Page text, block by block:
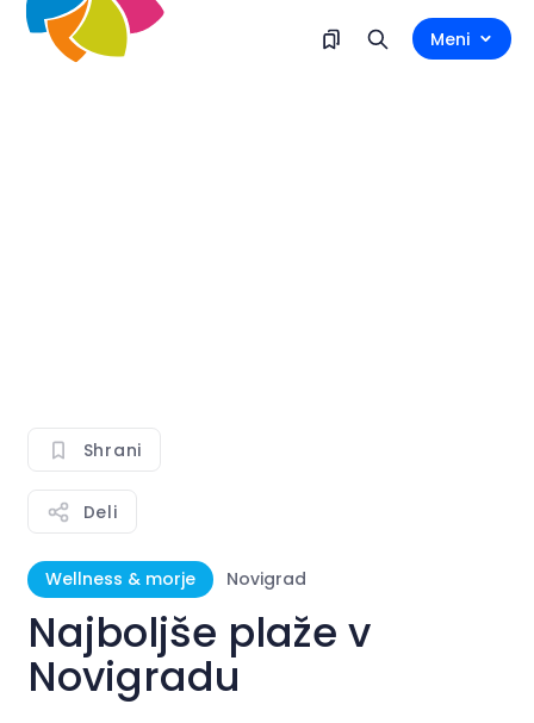
Meni
Shrani
Deli
Wellness & morje Novigrad
Najboljše plaže v
Novigradu